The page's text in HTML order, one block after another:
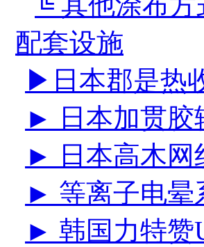
配套设施
▶日本郡是热
► 日本加贯胶
► 日本高木网
► 等离子电晕
► 韩国力特赞